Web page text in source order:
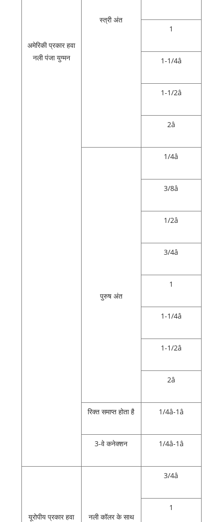
अमेरिकी प्रकार हवा
नली पंजा युग्मन
स्त्री अंत
1
1-1/4â
1-1/2â
2â
पुरुष अंत
1/4â
3/8â
1/2â
3/4â
1
1-1/4â
1-1/2â
2â
रिक्त समाप्त होता है 1/4â-1â
3-वे कनेक्शन 1/4â-1â
यूरोपीय प्रकार हवा
नली कॉलर के साथ
3/4â
1